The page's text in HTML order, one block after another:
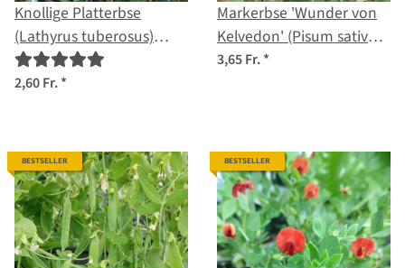
Knollige Platterbse
(Lathyrus tuberosus)
Samen
2,60 Fr.*
Markerbse 'Wunder von
Kelvedon' (Pisum sativum
L. convar. medullare) Bio
3,65 Fr.*
BESTSELLER BESTSELLER